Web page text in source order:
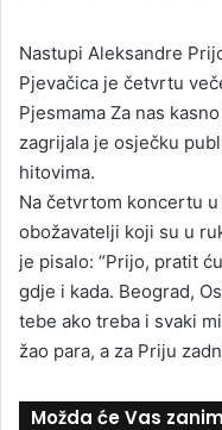
Nastupi Aleksandre
Pjevačica je četvrtu
Pjesmama Za nas
zagrijala je osječku
hitovima.
Na četvrtom koncertu
obožavatelji koji su u
je pisalo: “Prijo, pratit
gdje i kada. Beograd,
tebe ako treba i svaki
žao para, a za Priju
Možda će Vas